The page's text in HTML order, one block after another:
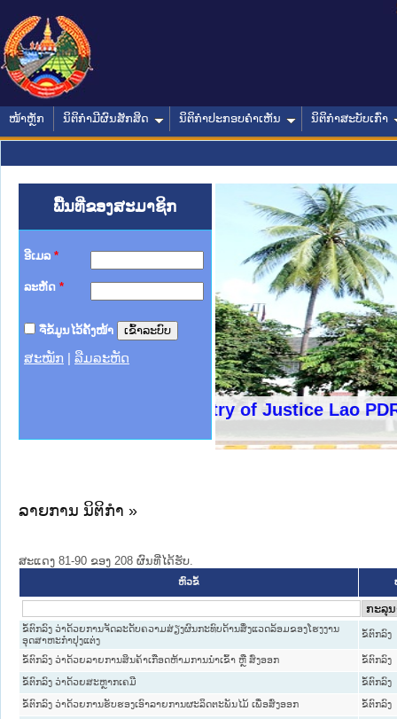
ໜ້າຫຼັກ ນິຕິກໍາມີຜົນສັກສິດ ນິຕິກໍາປະກອບຄໍາເຫັນ ນິຕິກໍາສະບັບເກົ່າ
ພື້ນທີ່ຂອງສະມາຊິກ
ອີເມລ *
ລະຫັດ *
ຈື່ຂໍ້ມູນໄວ້ຄັ້ງໜ້າ
ສະໝັກ ລືມລະຫັດ
Ministry of Justice Lao PDR
າຊົນ ພາກເໜືອ
ການ
ກາງ
ໃຕ້
ຕຳຫຼວດປະຊາຊົນ
ສັນຕິບານປະຊາຊົນ
ກເໜືອ
າຊົນ ພາກກາງ
ລາຍການ ນິຕິກໍາ »
ສະແດງ 81-90 ຂອງ 208 ຜົນທີ່ໄດ້ຮັບ.
ຫົວຂໍ້
ຂໍ້ຕົກລົງ ວ່າດ້ວຍການຈັດລະດັບຄວາມສ່ຽງຜົນກະທົບດ້ານສິ່ງແວດລ້ອມຂອງໂຮງງານ
ອຸດສາຫະກຳປຸງແຕ່ງ
ຂໍ້ຕົກລົງ
ຂໍ້ຕົກລົງ ວ່າດ້ວຍລາຍການສິນຄ້າເກືອດຫ້າມການນໍາເຂົ້າ ຫຼື ສົ່ງອອກ ຂໍ້ຕົກລົງ
ຂໍ້ຕົກລົງ ວ່າດ້ວຍສະຫຼາກເຄມີ ຂໍ້ຕົກລົງ
ຂໍ້ຕົກລົງ ວ່າດ້ວຍການຮັບຮອງເອົາລາຍການຜະລິດຕະພັນໄມ້ ເພື່ອສົ່ງອອກ ຂໍ້ຕົກລົງ